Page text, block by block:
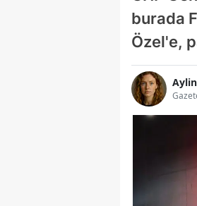
burada
Özel'e,